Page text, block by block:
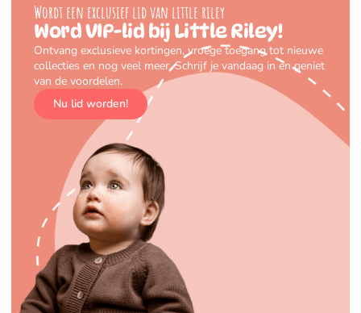
Wordt een exclusief lid van little riley
Word VIP-lid bij Little Riley!
Ontvang exclusieve kortingen, vroege toegang tot nieuwe
collecties en nog veel meer. Schrijf je vandaag in en geniet
van de voordelen.
Nu lid worden!